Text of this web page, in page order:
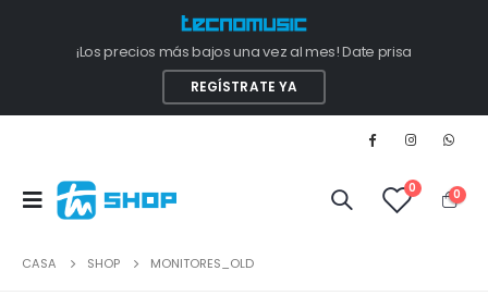
¡Los precios más bajos una vez al mes! Date prisa
REGÍSTRATE YA
0 0
CASA SHOP MONITORES_OLD